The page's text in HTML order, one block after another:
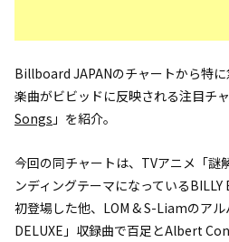
Billboard JAPANのチャートから特
楽曲がビビッドに反映される注目チ
Songs 」を紹介。
今回の同チャートは、TVアニメ「謎
ンディングテーマになっている
初登場した他、LOM & S-Liamのアル
DELUXE」収録曲で百足とAlbert